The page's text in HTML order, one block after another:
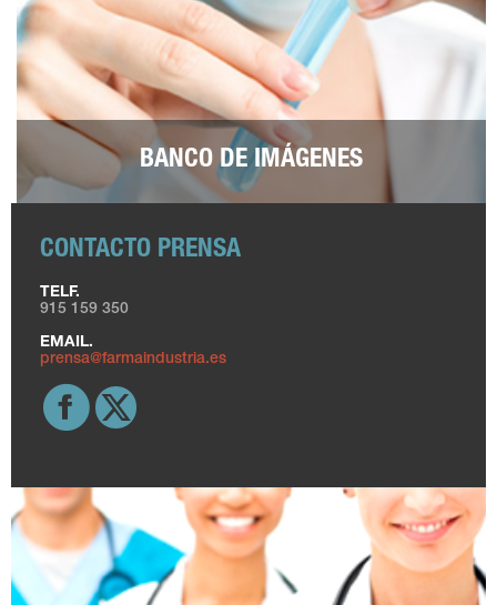
BANCO DE IMÁGENES
CONTACTO PRENSA
TELF.
915 159 350
EMAIL.
prensa@farmaindustria.es